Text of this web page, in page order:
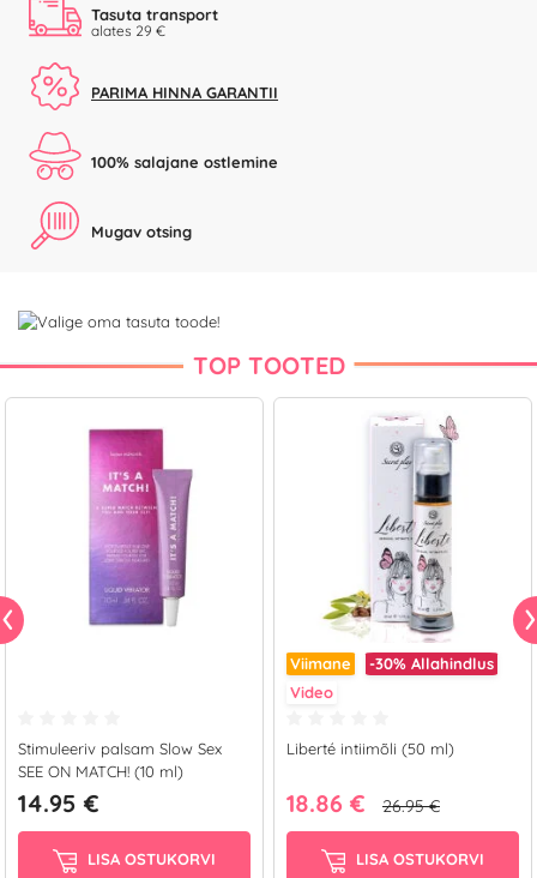
Tasuta transport
alates 29 €
PARIMA HINNA GARANTII
100% salajane ostlemine
Mugav otsing
TOP TOOTED
Stimuleeriv palsam Slow Sex
SEE ON MATCH! (10 ml)
14.95 €
LISA OSTUKORVI
Viimane -30% Allahindlus
Video
Liberté intiimõli (50 ml)
18.86 € 26.95 €
LISA OSTUKORVI